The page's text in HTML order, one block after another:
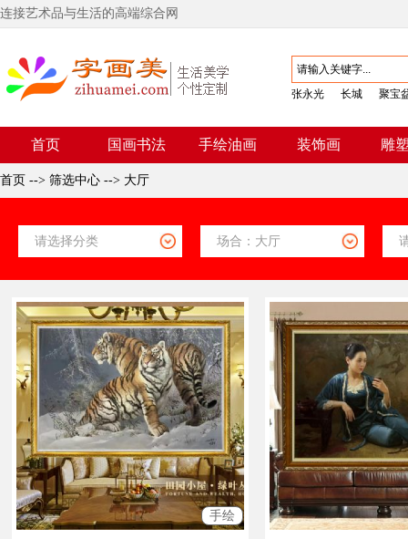
连接艺术品与生活的高端综合网
张永光 长城 聚宝
首页 国画书法 手绘油画 装饰画 雕
首页 --> 筛选中心 --> 大厅
手绘